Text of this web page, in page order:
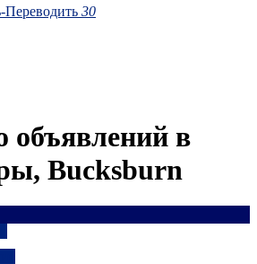
Переводить 30
объявлений в
Bucksburn